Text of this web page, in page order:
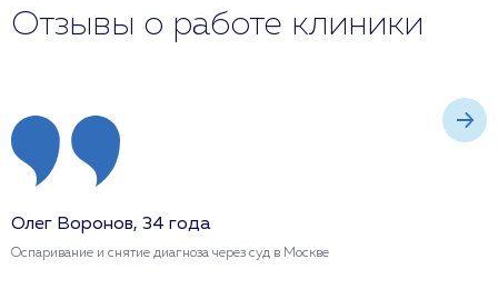
Отзывы о работе клиники
Олег Воронов, 34 года
Оспаривание и снятие диагноза через суд в Москве